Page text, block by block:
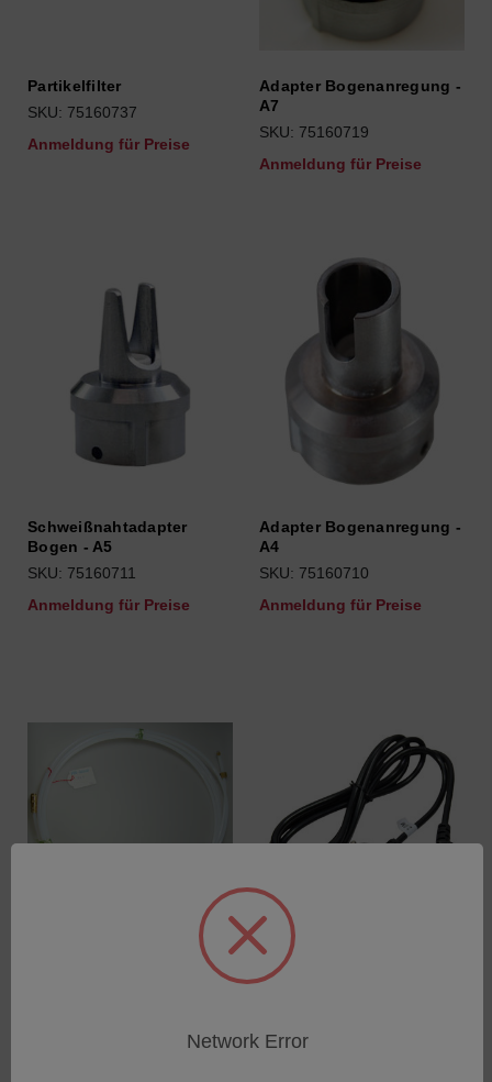
Partikelfilter
SKU: 75160737
Anmeldung für Preise
Adapter Bogenanregung -
A7
SKU: 75160719
Anmeldung für Preise
Schweißnahtadapter
Bogen - A5
SKU: 75160711
Anmeldung für Preise
Adapter Bogenanregung -
A4
SKU: 75160710
Anmeldung für Preise
Argon-Anschlussleitung
Anmeldung für Preise
Stromkabel 250VAC (2m)
Network Error